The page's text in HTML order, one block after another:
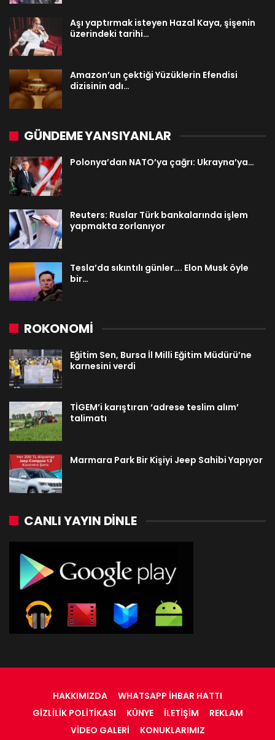
Aşı yaptırmak isteyen Hazal Kaya, şişenin
üzerindeki tarihi…
Amazon’un çektiği Yüzüklerin Efendisi
dizisinin adı…
GÜNDEME YANSIYANLAR
Polonya’dan NATO’ya çağrı: Ukrayna’ya…
Reuters: Ruslar Türk bankalarında işlem
yapmakta zorlanıyor
Tesla’da sıkıntılı günler…. Elon Musk öyle
bir…
ROKONOMİ
Eğitim Sen, Bursa İl Milli Eğitim Müdürü’ne
karnesini verdi
TİGEM’i karıştıran ‘adrese teslim alım’
talimatı
Marmara Park Bir Kişiyi Jeep Sahibi Yapıyor
CANLI YAYIN DINLE
HAKKIMIZDA
WHATSAPP İHBAR HATTI
GIZLILIK POLITIKASI
KÜNYE İLETIŞIM
REKLAM
VIDEO GALERI
KONUKLARIMIZ